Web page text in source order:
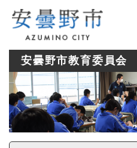
メニューを飛
安曇野市教育委員会